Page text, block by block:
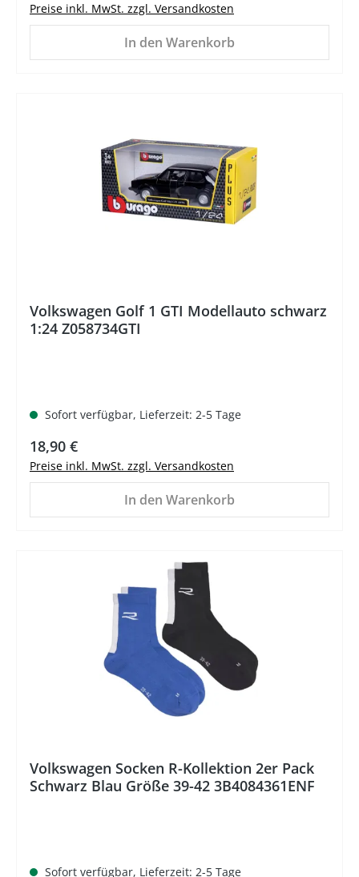
Preise inkl. MwSt. zzgl. Versandkosten
In den Warenkorb
Volkswagen Golf 1 GTI Modellauto schwarz
1:24 Z058734GTI
Sofort verfügbar, Lieferzeit: 2-5 Tage
Regulärer Preis:
18,90 €
Preise inkl. MwSt. zzgl. Versandkosten
In den Warenkorb
Volkswagen Socken R-Kollektion 2er Pack
Schwarz Blau Größe 39-42 3B4084361ENF
Sofort verfügbar, Lieferzeit: 2-5 Tage